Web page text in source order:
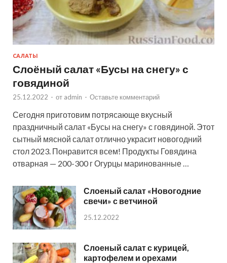
САЛАТЫ
Слоёный салат «Бусы на снегу» с
говядиной
25.12.2022 - от admin - Оставьте комментарий
Сегодня приготовим потрясающе вкусный
праздничный салат «Бусы на снегу» с говядиной. Этот
сытный мясной салат отлично украсит новогодний
стол 2023. Понравится всем! Продукты Говядина
отварная — 200-300 г Огурцы маринованные …
Слоеный салат «Новогодние
свечи» с ветчиной
25.12.2022
Слоеный салат с курицей,
картофелем и орехами